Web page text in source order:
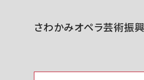
さわかみオペラ芸術振